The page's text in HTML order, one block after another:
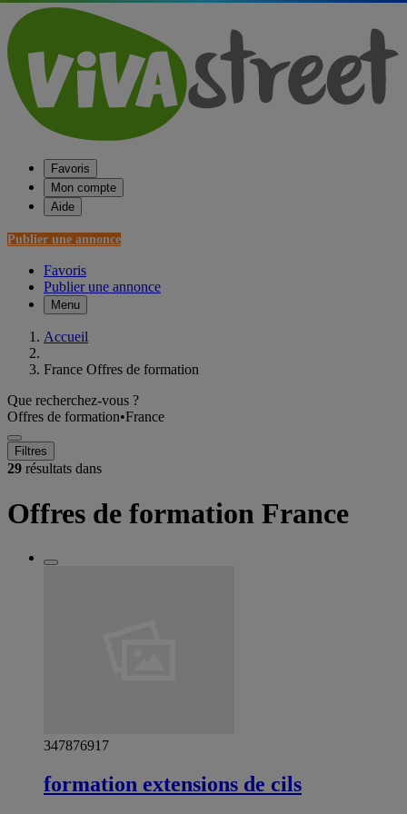
Favoris
Mon compte
Aide
Publier une annonce
Favoris
Publier une annonce
Menu
Accueil
France Offres de formation
Que recherchez-vous ?
Offres de formation•France
Filtres
29 résultats dans
Offres de formation France
347876917
formation extensions de cils